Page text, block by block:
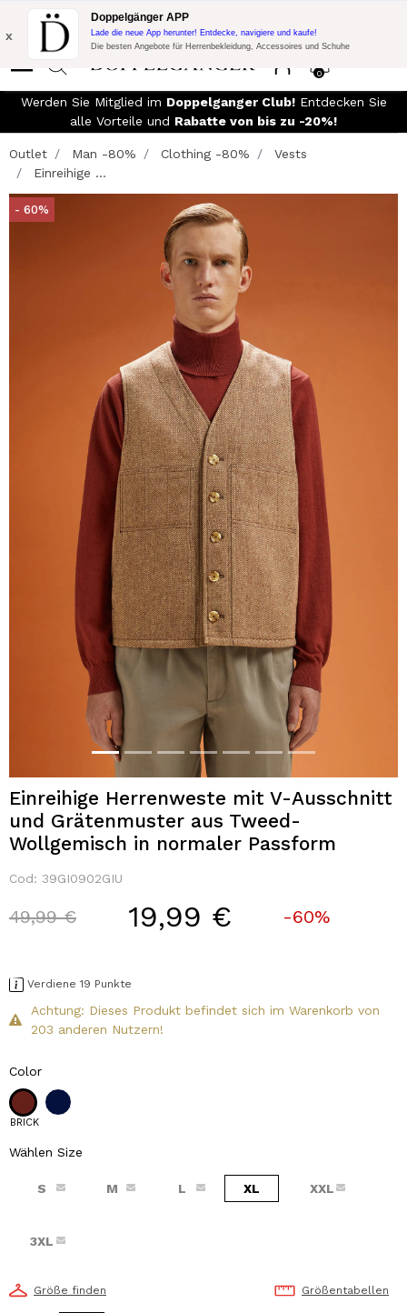
Blitzangebot:
10% Extra-Rabatt auf 300€ Einkauf mit Code:
DOPPEL300
0
x
Doppelgänger APP
Lade die neue App herunter! Entdecke, navigiere und kaufe!
Die besten Angebote für Herrenbekleidung, Accessoires und Schuhe
Werden Sie Mitglied im Doppelganger Club!Entdecken Sie
alle Vorteile und Rabatte von bis zu -20%!
Outlet Man -80% Clothing -80%
Vests
Einreihige ...
- 60%
Einreihige Herrenweste mit V-Ausschnitt
und Grätenmuster aus Tweed-
Wollgemisch in normaler Passform
Cod: 39GI0902GIU
Price reduced from
49,99 €to 19,99 € -60%
Verdiene 19 Punkte
Achtung: Dieses Produkt befindet sich im Warenkorb von
203 anderen Nutzern!
Color
BRICK
Wählen Size
S M L XL XXL
3XL
Größe finden Größentabellen